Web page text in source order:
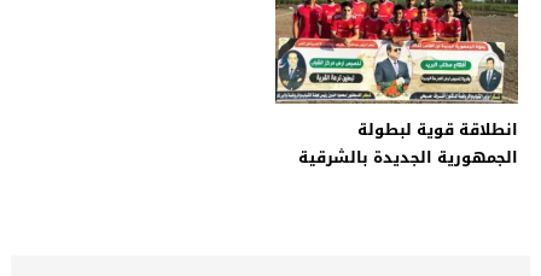
انطلاقة قوية لبطولة
الجمهورية الجديدة بالشرقية